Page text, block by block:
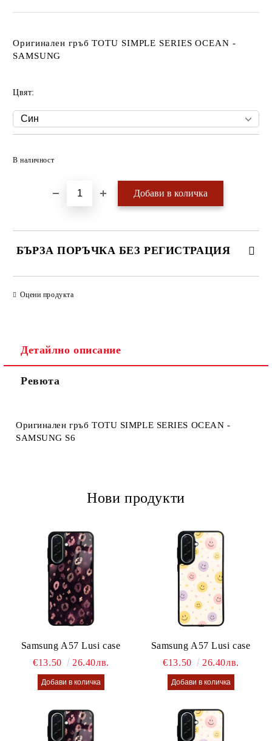
Оригинален гръб TOTU SIMPLE SERIES OCEAN -
SAMSUNG
Цвят:
В наличност
БЪРЗА ПОРЪЧКА БЕЗ РЕГИСТРАЦИЯ
Оцени продукта
Детайлно описание
Ревюта
Оригинален гръб TOTU SIMPLE SERIES OCEAN -
SAMSUNG S6
Нови продукти
Samsung A57 Lusi case
€13.50
26.40лв.
Samsung A57 Lusi case
€13.50
26.40лв.